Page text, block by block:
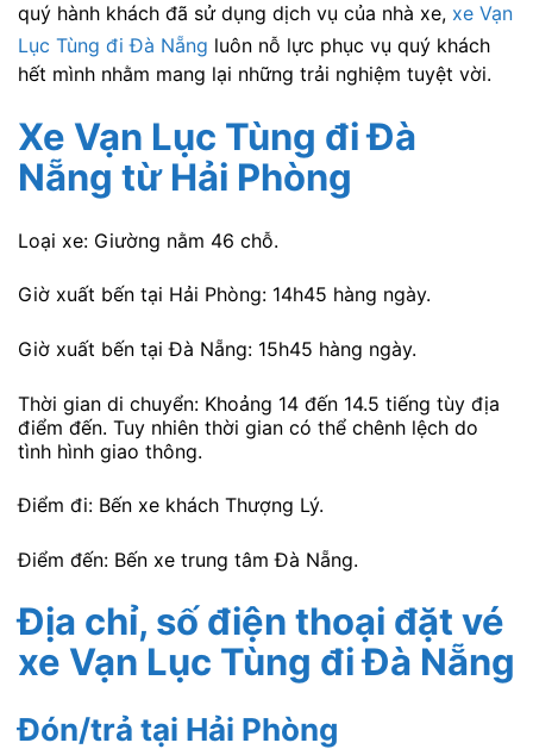
quý hành khách đã sử dụng dịch vụ của nhà xe, xe Vạn
Lục Tùng đi Đà Nẵng luôn nỗ lực phục vụ quý khách
hết mình nhằm mang lại những trải nghiệm tuyệt vời.
Xe Vạn Lục Tùng đi Đà
Nẵng từ Hải Phòng
Loại xe: Giường nằm 46 chỗ.
Giờ xuất bến tại Hải Phòng: 14h45 hàng ngày.
Giờ xuất bến tại Đà Nẵng: 15h45 hàng ngày.
Thời gian di chuyển: Khoảng 14 đến 14.5 tiếng tùy địa
điểm đến. Tuy nhiên thời gian có thể chênh lệch do
tình hình giao thông.
Điểm đi: Bến xe khách Thượng Lý.
Điểm đến: Bến xe trung tâm Đà Nẵng.
Địa chỉ, số điện thoại đặt vé
xe Vạn Lục Tùng đi Đà Nẵng
Đón/trả tại Hải Phòng